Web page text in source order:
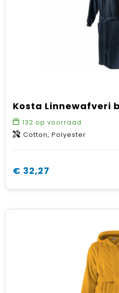
132 op voorraad
Cotton, Polyester
€ 32,27